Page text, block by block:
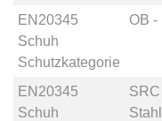
EN20345
Schuh
Schutzkategorie
OB -
EN20345
Schuh